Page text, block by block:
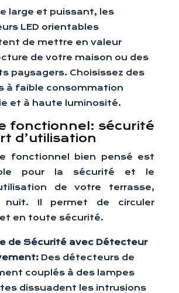
large et puissant, les
LED orientables
de mettre en valeur
de votre maison ou des
paysagers. Choisissez des
à faible consommation
et à haute luminosité.
fonctionnel: sécurité
d’utilisation
fonctionnel bien pensé est
pour la sécurité et le
de votre terrasse,
Il permet de circuler
en toute sécurité.
de Sécurité avec Détecteur
Des détecteurs de
couplés à des lampes
dissuadent les intrusions